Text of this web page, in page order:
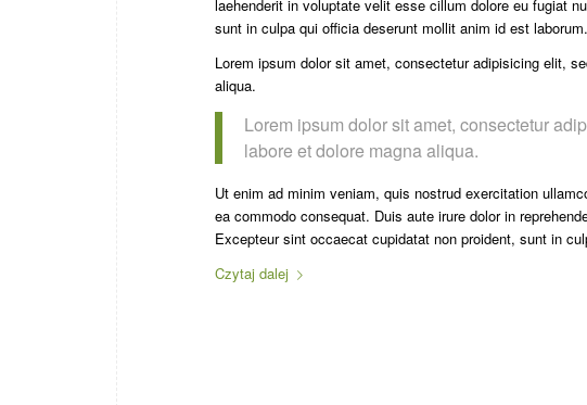
laehenderit in voluptate velit esse cillum dolore eu fugiat
sunt in culpa qui officia deserunt mollit anim id est
Lorem ipsum dolor sit amet, consectetur adipisicing elit,
aliqua.
Lorem ipsum dolor sit amet, consectetur
labore et dolore magna aliqua.
Ut enim ad minim veniam, quis nostrud exercitation
ea commodo consequat. Duis aute irure dolor in
Excepteur sint occaecat cupidatat non proident, sunt in
Czytaj dalej